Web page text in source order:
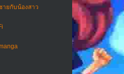
ายกับน้องสาว